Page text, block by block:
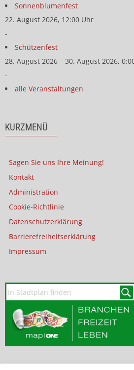
Sonnenblumenfest
22. August 2026, 12:00 Uhr
-
Schützenfest
28. August 2026 – 30. August 2026,
-
alle Veranstaltungen
KURZMENÜ
Sagen Sie uns Ihre Meinung!
Kontakt
Administration
Cookie-Richtlinie
Datenschutzerklärung
Barrierefreiheitserklärung
Impressum